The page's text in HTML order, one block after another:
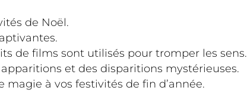
de Noël.
de films sont utilisés pour tromper les sens.
et des disparitions mystérieuses.
à vos festivités de fin d’année.